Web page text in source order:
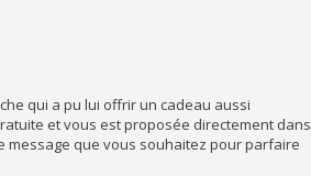
qui a pu lui offrir un cadeau aussi
et vous est proposée directement dans
message que vous souhaitez pour parfaire